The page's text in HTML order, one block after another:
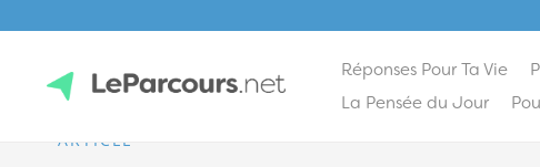
Réponses Pour Ta Vie
La Pensée du Jour
ARTICLE